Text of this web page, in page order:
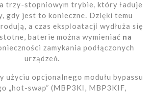
trzy-stopniowym trybie, który ładuje
gdy jest to konieczne. Dzięki temu
a czas eksploatacji wydłuża się
baterie można wymieniać na
zamykania podłączonych
urządzeń.
użyciu opcjonalnego modułu bypassu
„hot-swap” (MBP3KI, MBP3KIF,